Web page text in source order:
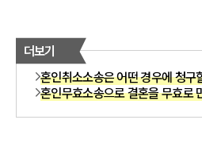
더보기
혼인취소소송은 어떤 경우에 청구
혼인무효소송으로 결혼을 무효로